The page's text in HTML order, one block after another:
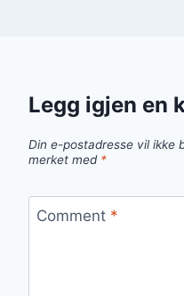
Legg igjen en
Din e-postadresse vil ikke
merket med *
Comment *